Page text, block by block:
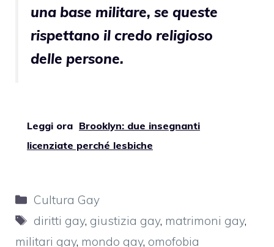
una base militare, se queste
rispettano il credo religioso
delle persone.
Leggi ora Brooklyn: due insegnanti
licenziate perché lesbiche
Categorie
Cultura Gay
Tag
diritti gay, giustizia gay, matrimoni gay,
militari gay, mondo gay, omofobia